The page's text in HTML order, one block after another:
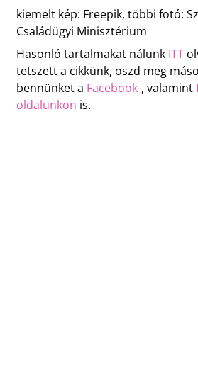
kiemelt kép: Freepik, többi fotó:
Családügyi Minisztérium
Hasonló tartalmakat nálunk ITT
tetszett a cikkünk, oszd meg
bennünket a Facebook-, valamint
oldalunkon is.